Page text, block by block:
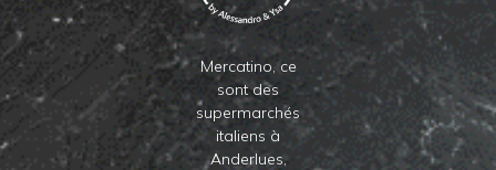
Mercatino, ce
sont des
supermarchés
italiens à
Anderlues,